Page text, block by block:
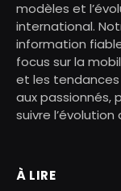
modèles et
international.
information
focus sur la
et les tendances
aux passionnés,
suivre
À LIRE